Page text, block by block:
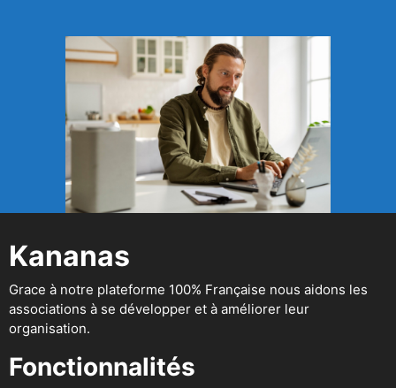
Kananas
Grace à notre plateforme 100% Française nous aidons les
associations à se développer et à améliorer leur
organisation.
Fonctionnalités